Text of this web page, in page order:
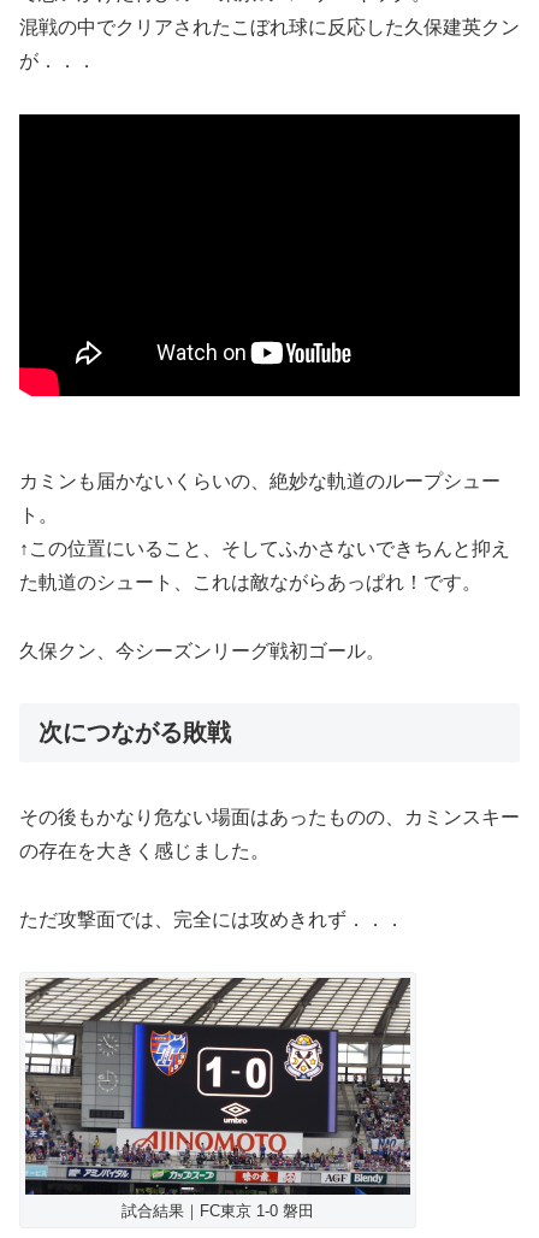
混戦の中でクリアされたこぼれ球に反応した久保建英クン
が．．．
カミンも届かないくらいの、絶妙な軌道のループシュー
ト。
↑この位置にいること、そしてふかさないできちんと抑え
た軌道のシュート、これは敵ながらあっぱれ！です。
久保クン、今シーズンリーグ戦初ゴール。
次につながる敗戦
その後もかなり危ない場面はあったものの、カミンスキー
の存在を大きく感じました。
ただ攻撃面では、完全には攻めきれず．．．
試合結果｜FC東京 1-0 磐田